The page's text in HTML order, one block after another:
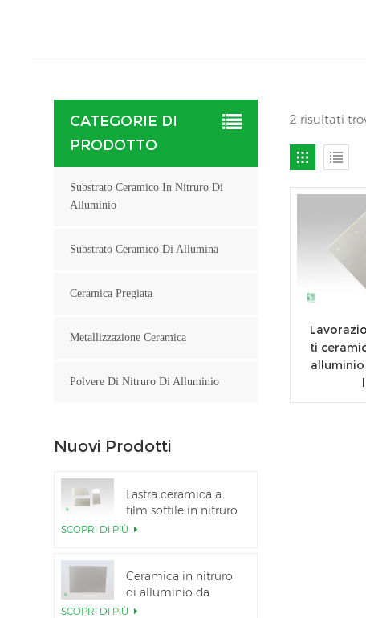
2 risultati
ti
CATEGORIE DI
PRODOTTO
Substrato Ceramico In Nitruro Di
Alluminio
Substrato Ceramico Di Allumina
Ceramica Pregiata
Metallizzazione Ceramica
Polvere Di Nitruro Di Alluminio
Nuovi Prodotti
Lastra ceramica a
film sottile in nitruro
di alluminio lucidato
SCOPRI DI PIÙ
Ceramica in nitruro
di alluminio da
5,5×7,5 pollici
SCOPRI DI PIÙ